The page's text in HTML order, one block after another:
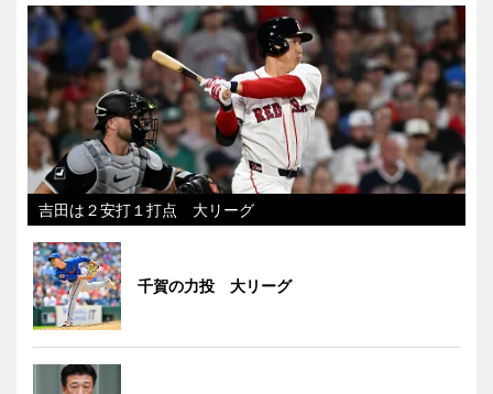
吉田は２安打１打点 大リーグ
千賀の力投 大リーグ